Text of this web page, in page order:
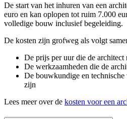
De start van het inhuren van een
euro en kan oplopen tot ruim 7.000
volledige bouw inclusief begeleiding.
De kosten zijn grofweg als volgt
De prijs per uur die de architect
De werkzaamheden die de
De bouwkundige en
zijn
Lees meer over de kosten voor een